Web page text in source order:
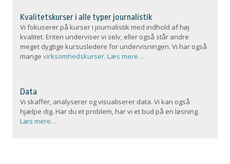
Kvalitetskurser i alle typer journalistik
Vi fokuserer på kurser i journalistik med indhold af høj
kvalitet. Enten underviser vi selv, eller også står andre
meget dygtige kursusledere for undervisningen. Vi har også
mangevirksomhedskurser.Læs mere…
Data
Vi skaffer, analyserer og visualiserer data. Vi kan også
hjælpe dig. Har du et problem, har vi et bud på en løsning.
Læs mere…